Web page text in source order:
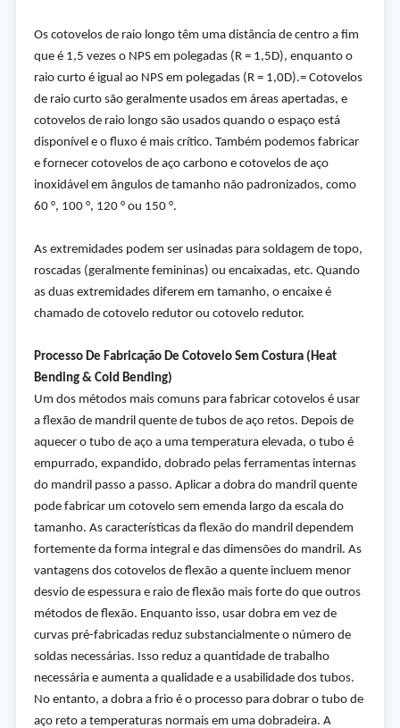
Os cotovelos de raio longo têm uma distância de centro a fim
que é 1,5 vezes o NPS em polegadas (R = 1,5D), enquanto o
raio curto é igual ao NPS em polegadas (R = 1,0D).= Cotovelos
de raio curto são geralmente usados em áreas apertadas, e
cotovelos de raio longo são usados quando o espaço está
disponível e o fluxo é mais crítico. Também podemos fabricar
e fornecer cotovelos de aço carbono e cotovelos de aço
inoxidável em ângulos de tamanho não padronizados, como
60 °, 100 °, 120 ° ou 150 °.
As extremidades podem ser usinadas para soldagem de topo,
roscadas (geralmente femininas) ou encaixadas, etc. Quando
as duas extremidades diferem em tamanho, o encaixe é
chamado de cotovelo redutor ou cotovelo redutor.
Processo De Fabricação De Cotovelo Sem Costura (Heat
Bending & Cold Bending)
Um dos métodos mais comuns para fabricar cotovelos é usar
a flexão de mandril quente de tubos de aço retos. Depois de
aquecer o tubo de aço a uma temperatura elevada, o tubo é
empurrado, expandido, dobrado pelas ferramentas internas
do mandril passo a passo. Aplicar a dobra do mandril quente
pode fabricar um cotovelo sem emenda largo da escala do
tamanho. As características da flexão do mandril dependem
fortemente da forma integral e das dimensões do mandril. As
vantagens dos cotovelos de flexão a quente incluem menor
desvio de espessura e raio de flexão mais forte do que outros
métodos de flexão. Enquanto isso, usar dobra em vez de
curvas pré-fabricadas reduz substancialmente o número de
soldas necessárias. Isso reduz a quantidade de trabalho
necessária e aumenta a qualidade e a usabilidade dos tubos.
No entanto, a dobra a frio é o processo para dobrar o tubo de
aço reto a temperaturas normais em uma dobradeira. A